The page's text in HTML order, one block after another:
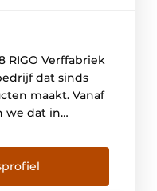
RIGO Verffabriek
dat sinds
maakt. Vanaf
we dat in
mogelijk te
zoveel mogelijk